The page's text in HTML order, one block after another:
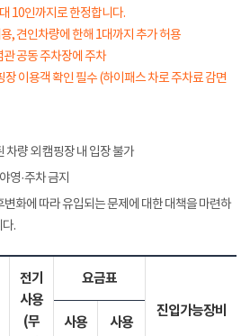
10인까지로 한정합니다.
, 견인차량에 한해 1대까지 추가 허용
공동 주차장에 주차
이용객 확인 필수 (하이패스 차로 주차료 감면
차량 외 캠핑장 내 입장 불가
영·주차 금지
화에 따라 유입되는 문제에 대한 대책을 마련하
.
전기
사용
(무
요금표
진입가능장비
사용
사용